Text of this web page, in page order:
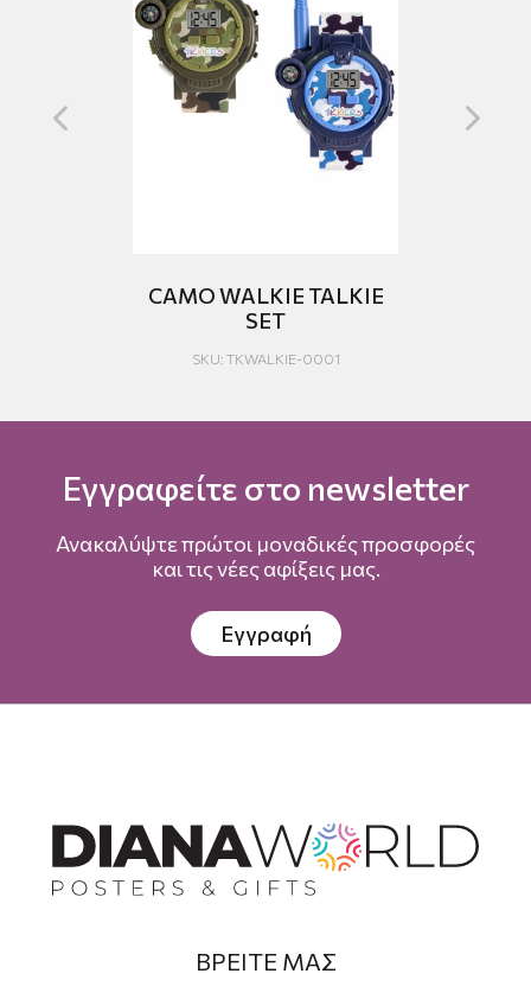
CAMO WALKIE TALKIE
SET
SKU: ΤΚWALKIE-0001
Εγγραφείτε στο newsletter
Ανακαλύψτε πρώτοι μοναδικές προσφορές
και τις νέες αφίξεις μας.
Εγγραφή
ΒΡΕΙΤΕ ΜΑΣ